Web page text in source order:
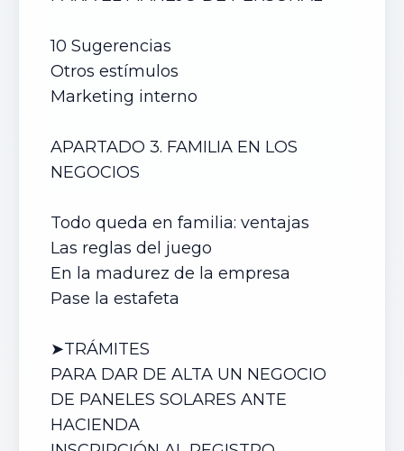
10 Sugerencias
Otros estímulos
Marketing interno
APARTADO 3. FAMILIA EN LOS
NEGOCIOS
Todo queda en familia: ventajas
Las reglas del juego
En la madurez de la empresa
Pase la estafeta
➤TRÁMITES
PARA DAR DE ALTA UN NEGOCIO
DE PANELES SOLARES ANTE
HACIENDA